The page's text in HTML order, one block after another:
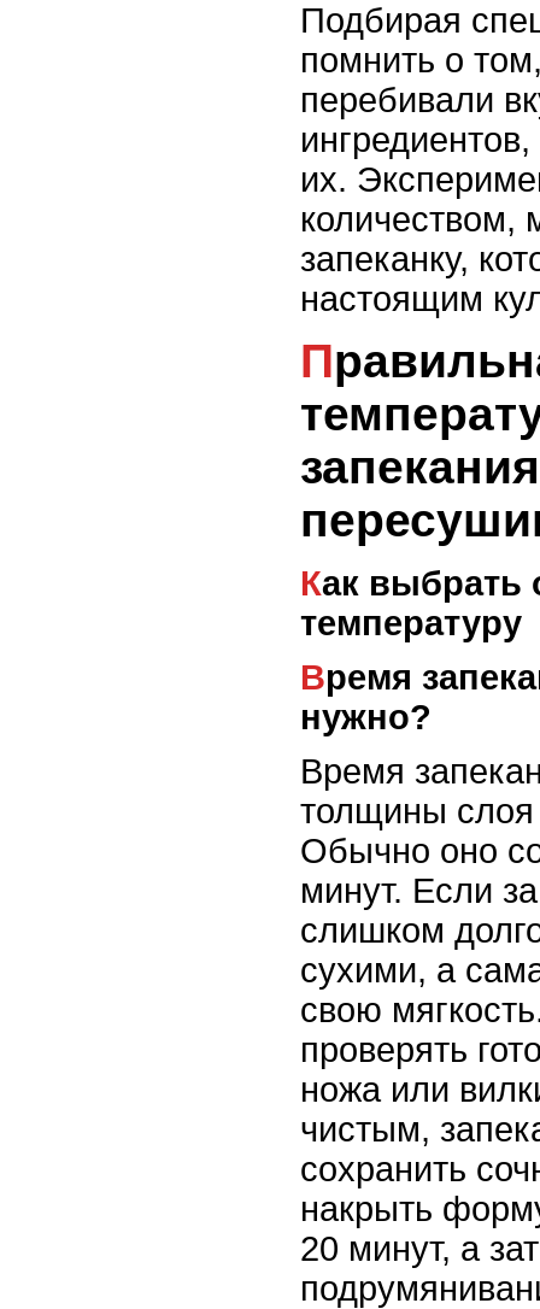
Подбирая
помнить о
перебивали
их.
количеством,
запеканку,
настоящим
Правильная
Как выбрать оптимальную
температуру
Время запекания: сколько
нужно?
Время
толщины
Обычно оно
минут. Если
слишком
сухими, а
свою
проверять
ножа или
чистым,
сохранить
накрыть
20 минут, а